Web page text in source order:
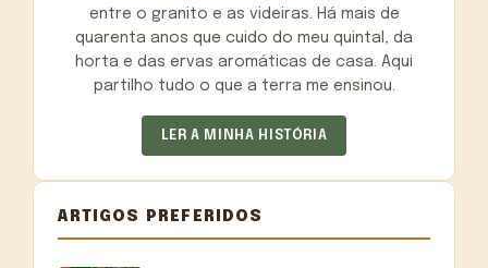
entre o granito e as videiras. Há mais de
quarenta anos que cuido do meu quintal, da
horta e das ervas aromáticas de casa. Aqui
partilho tudo o que a terra me ensinou.
LER A MINHA HISTÓRIA
ARTIGOS PREFERIDOS